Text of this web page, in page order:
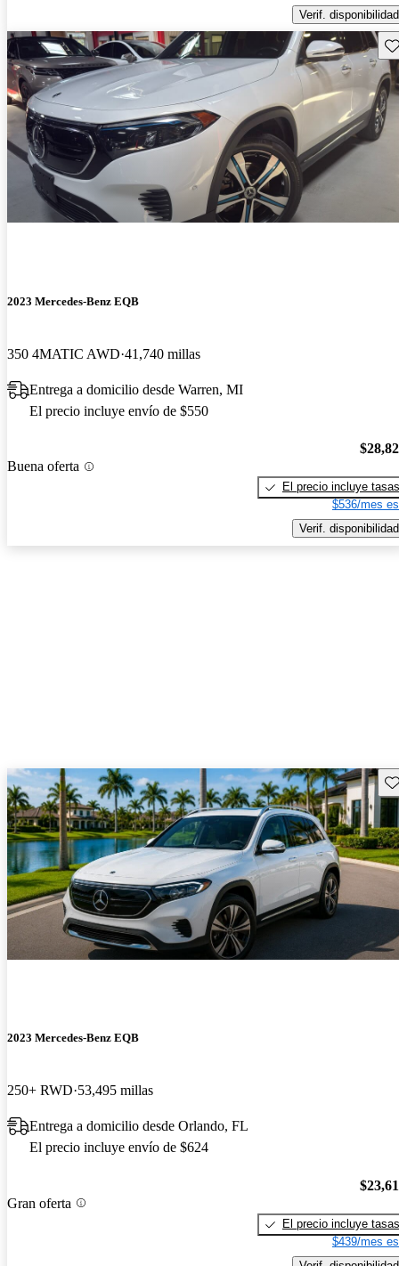
Verif. disponibilidad
2023 Mercedes-Benz EQB
350 4MATIC AWD 41,740 millas
Entrega a domicilio desde Warren, MI
El precio incluye envío de $550
Buena oferta
El precio incluye tasas
$536/mes
Verif. disponibilidad
2023 Mercedes-Benz EQB
250+ RWD 53,495 millas
Entrega a domicilio desde Orlando, FL
El precio incluye envío de $624
Gran oferta
El precio incluye tasas
$439/mes